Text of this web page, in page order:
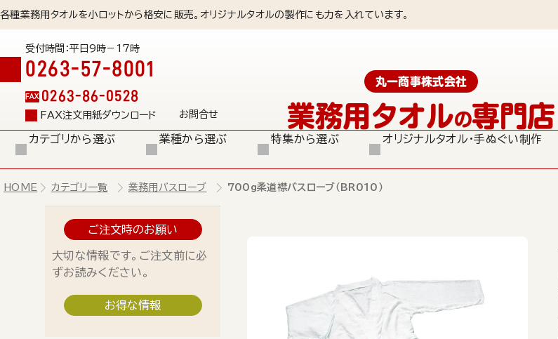
各種業務用タオルを小ロットから格安に販売。オリジナルタオルの製作にも力を入れています。
受付時間：平日9時－17時
0263-57-8001
FAX 0263-86-0528
FAX注文用紙ダウンロード お問合せ
丸一商事株式会社
業務用タオルの専門店
カテゴリから選ぶ 業種から選ぶ 特集から選ぶ
オリジナルタオル・手ぬぐい制作
HOME カテゴリ一覧 業務用バスローブ 700ｇ柔道襟バスローブ（BR010）
ご注文時のお願い
大切な情報です。ご注文前に必
ずお読みください。
お得な情報